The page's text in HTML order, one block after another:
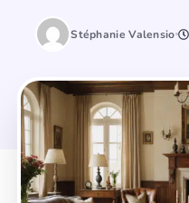
Stéphanie Valensio